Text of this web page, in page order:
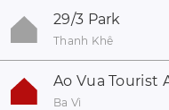
29/3 Park
Thanh Khê
Ao Vua Tourist
Ba Vì